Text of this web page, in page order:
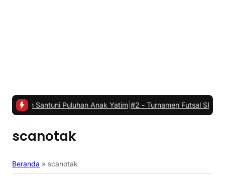
Puluhan Anak Yatim|#2 -Turnamen Futsal SPPG di
scanotak
Beranda » scanotak